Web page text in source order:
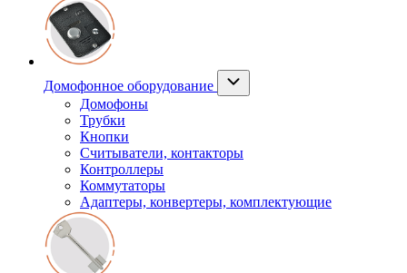
Домофонное оборудование
Домофоны
Трубки
Кнопки
Считыватели, контакторы
Контроллеры
Коммутаторы
Адаптеры, конвертеры, комплектующие